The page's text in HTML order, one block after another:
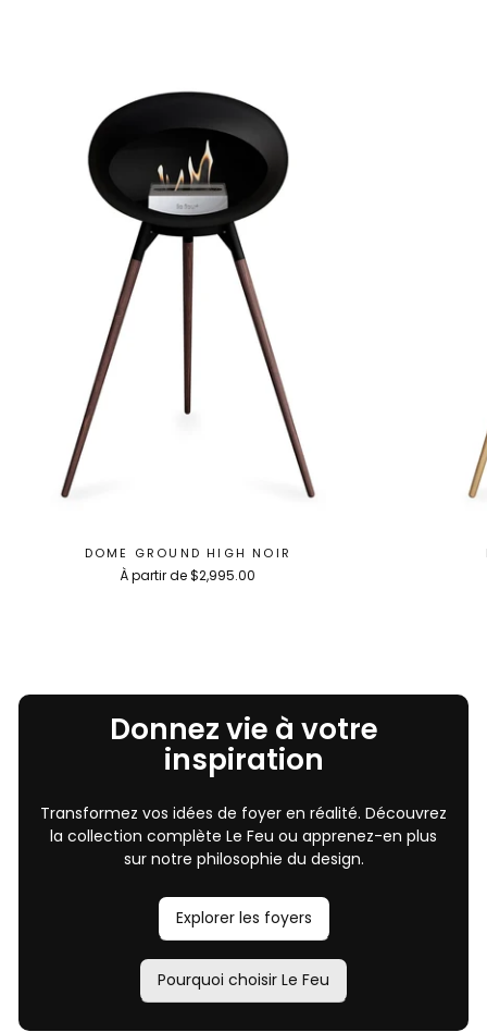
DOME GROUND HIGH NOIR
À partir de $2,995.00
Donnez vie à votre
inspiration
Transformez vos idées de foyer en réalité. Découvrez
la collection complète Le Feu ou apprenez-en plus
sur notre philosophie du design.
Explorer les foyers
Pourquoi choisir Le Feu